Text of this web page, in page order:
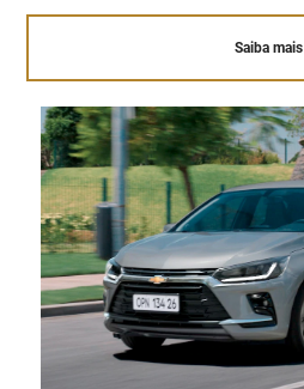
Saiba mais